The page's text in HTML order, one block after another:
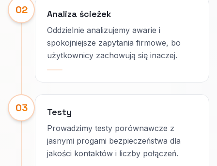
02 Analiza ścieżek
Oddzielnie analizujemy awarie i
spokojniejsze zapytania firmowe, bo
użytkownicy zachowują się inaczej.
03 Testy
Prowadzimy testy porównawcze z
jasnymi progami bezpieczeństwa dla
jakości kontaktów i liczby połączeń.